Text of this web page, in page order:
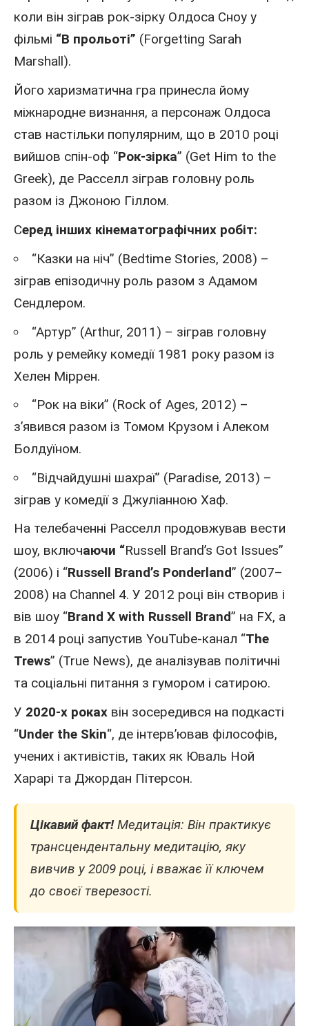
коли він зіграв рок-зірку Олдоса Сноу у
фільмі “В прольоті” (Forgetting Sarah
Marshall).
Його харизматична гра принесла йому
міжнародне визнання, а персонаж Олдоса
став настільки популярним, що в 2010 році
вийшов спін-оф “Рок-зірка” (Get Him to the
Greek), де Расселл зіграв головну роль
разом із Джоною Гіллом.
Серед інших кінематографічних робіт:
“Казки на ніч” (Bedtime Stories, 2008) –
зіграв епізодичну роль разом з Адамом
Сендлером.
“Артур” (Arthur, 2011) – зіграв головну
роль у ремейку комедії 1981 року разом із
Хелен Міррен.
“Рок на віки” (Rock of Ages, 2012) –
з’явився разом із Томом Крузом і Алеком
Болдуїном.
“Відчайдушні шахраї” (Paradise, 2013) –
зіграв у комедії з Джуліанною Хаф.
На телебаченні Расселл продовжував вести
шоу, включаючи “Russell Brand’s Got Issues”
(2006) і “Russell Brand’s Ponderland” (2007–
2008) на Channel 4. У 2012 році він створив і
вів шоу “Brand X with Russell Brand” на FX, а
в 2014 році запустив YouTube-канал “The
Trews” (True News), де аналізував політичні
та соціальні питання з гумором і сатирою.
У 2020-х роках він зосередився на подкасті
“Under the Skin“, де інтерв’ював філософів,
учених і активістів, таких як Юваль Ной
Харарі та Джордан Пітерсон.
Цікавий факт!Медитація: Він практикує
трансцендентальну медитацію, яку
вивчив у 2009 році, і вважає її ключем
до своєї тверезості.